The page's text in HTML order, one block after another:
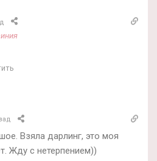
Взяла дарлинг, это моя
Жду с нетерпением))